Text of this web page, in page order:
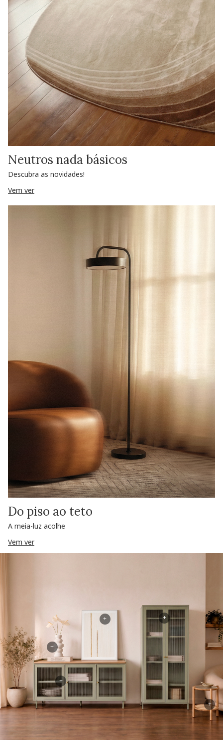
Neutros nada básicos
Descubra as novidades!
Vem ver
Do piso ao teto
A meia-luz acolhe
Vem ver
+
+
+
+
+